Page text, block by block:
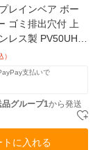
レインベア ボー
ゴミ排出穴付 上
レス製 PV50UHS
1個 856-0273
）
支払いで
グループ1から発送
トに入れる